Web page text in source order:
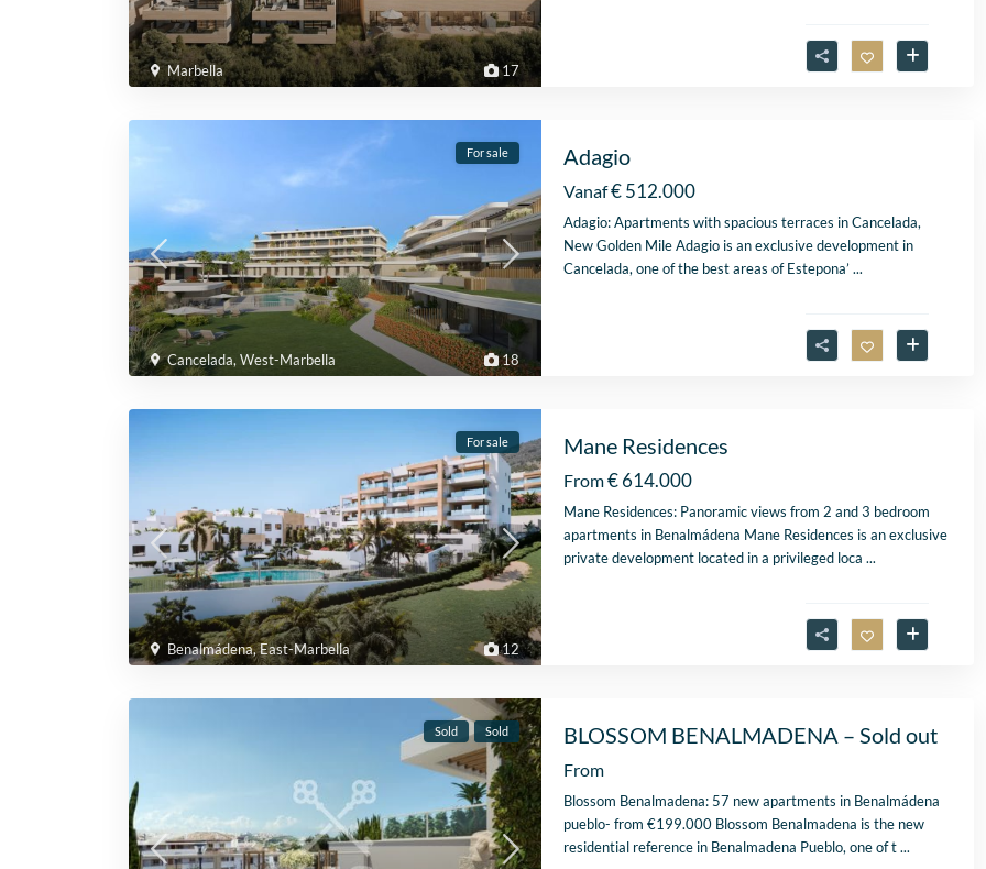
17
Marbella
18
Cancelada, West-Marbella
For sale Adagio
Vanaf€ 512.000
Adagio: Apartments with spacious terraces in Cancelada,
New Golden Mile Adagio is an exclusive development in
Cancelada, one of the best areas of Estepona’ ...
12
Benalmádena,East-Marbella
For sale Mane Residences
From€ 614.000
Mane Residences: Panoramic views from 2 and 3 bedroom
apartments in Benalmádena Mane Residences is an exclusive
private development located in a privileged loca ...
Sold Sold BLOSSOM BENALMADENA – Sold out
From
Blossom Benalmadena: 57 new apartments in Benalmádena
pueblo- from €199.000 Blossom Benalmadena is the new
residential reference in Benalmadena Pueblo, one of t...
in kaart te brengen.
Stijn, mijn
perfect, alleen maar lof!
Fien
28 April